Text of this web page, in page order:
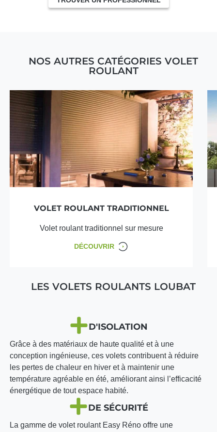
NOS AUTRES CATÉGORIES VOLET
ROULANT
VOLET ROULANT TRADITIONNEL
Volet roulant traditionnel sur mesure
DÉCOUVRIR
LES VOLETS ROULANTS LOUBAT
D'ISOLATION
Grâce à des matériaux de haute qualité et à une
conception ingénieuse, ces volets contribuent à réduire
les pertes de chaleur en hiver et à maintenir une
température agréable en été, améliorant ainsi l’efficacité
énergétique de tout espace habité.
DE SÉCURITÉ
La gamme de volet roulant Easy Réno offre une